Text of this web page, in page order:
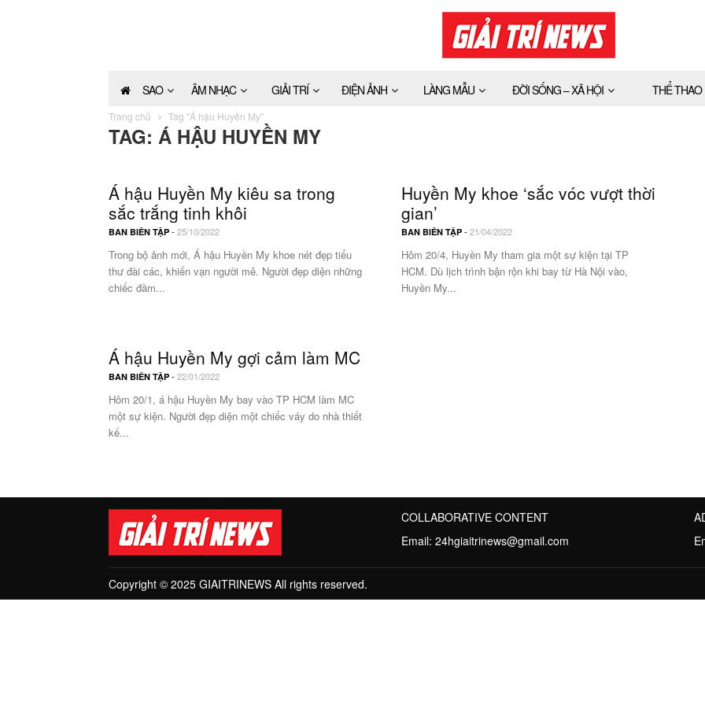
SAO ÂM NHẠC GIẢI TRÍ ĐIỆN ẢNH LÀNG MẪU ĐỜI SỐNG – XÃ HỘI THỂ THAO
Trang chủ Tag "Á hậu Huyền My"
TAG: Á HẬU HUYỀN MY
Á hậu Huyền My kiêu sa trong
sắc trắng tinh khôi
BAN BIÊN TẬP - 25/10/2022
Trong bộ ảnh mới, Á hậu Huyền My khoe nét đẹp tiểu
thư đài các, khiến vạn người mê. Người đẹp diện những
chiếc đầm...
Huyền My khoe ‘sắc vóc vượt thời
gian’
BAN BIÊN TẬP - 21/04/2022
Hôm 20/4, Huyền My tham gia một sự kiện tại TP
HCM. Dù lịch trình bận rộn khi bay từ Hà Nội vào,
Huyền My...
Á hậu Huyền My gợi cảm làm MC
BAN BIÊN TẬP - 22/01/2022
Hôm 20/1, á hậu Huyền My bay vào TP HCM làm MC
một sự kiện. Người đẹp diện một chiếc váy do nhà thiết
kế...
COLLABORATIVE CONTENT
Email: 24hgiaitrinews@gmail.com
Copyright © 2025 GIAITRINEWS All rights reserved.